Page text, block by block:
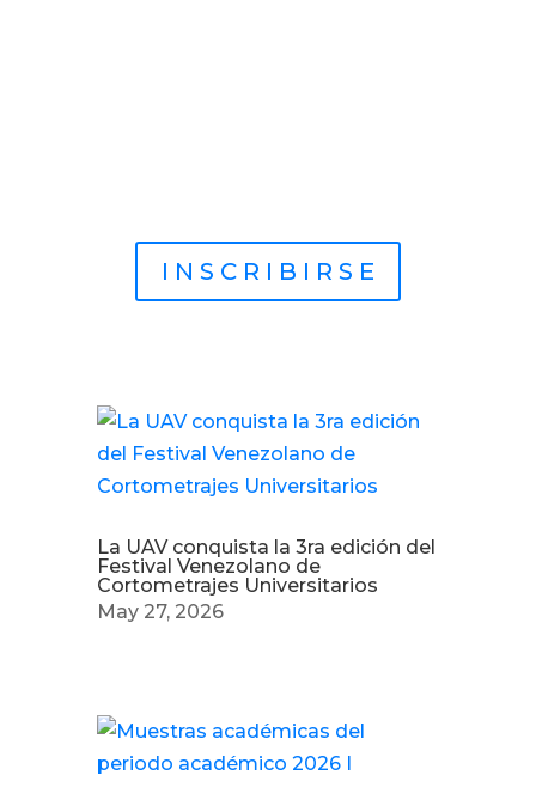
I N S C R I B I R S E
La UAV conquista la 3ra edición del
Festival Venezolano de
Cortometrajes Universitarios
May 27, 2026